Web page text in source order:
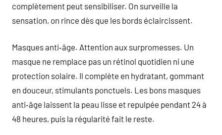
complètement peut sensibiliser. On surveille la
sensation, on rince dès que les bords éclaircissent.
Masques anti‑âge. Attention aux surpromesses. Un
masque ne remplace pas un rétinol quotidien ni une
protection solaire. Il complète en hydratant, gommant
en douceur, stimulants ponctuels. Les bons masques
anti‑âge laissent la peau lisse et repulpée pendant 24 à
48 heures, puis la régularité fait le reste.